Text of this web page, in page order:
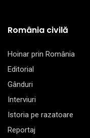
România civilă
Hoinar prin România
Editorial
Gânduri
Interviuri
Istoria pe razatoare
Reportaj